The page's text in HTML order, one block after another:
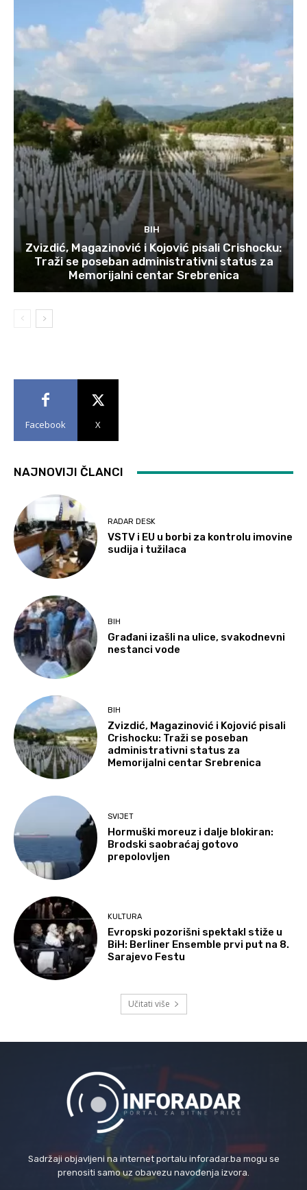
BIH
Zvizdić, Magazinović i Kojović pisali Crishocku:
Traži se poseban administrativni status za
Memorijalni centar Srebrenica
Facebook X
NAJNOVIJI ČLANCI
RADAR DESK
VSTV i EU u borbi za kontrolu imovine
sudija i tužilaca
BIH
Građani izašli na ulice, svakodnevni
nestanci vode
BIH
Zvizdić, Magazinović i Kojović pisali
Crishocku: Traži se poseban
administrativni status za
Memorijalni centar Srebrenica
SVIJET
Hormuški moreuz i dalje blokiran:
Brodski saobraćaj gotovo
prepolovljen
KULTURA
Evropski pozorišni spektakl stiže u
BiH: Berliner Ensemble prvi put na 8.
Sarajevo Festu
Učitati više
Sadržaji objavljeni na internet portalu inforadar.ba mogu se
prenositi samo uz obavezu navođenja izvora.